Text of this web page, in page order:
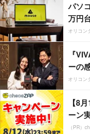
パソ
万円
オリコン
『
ーの
オリコン
【8
ーン
（PR）